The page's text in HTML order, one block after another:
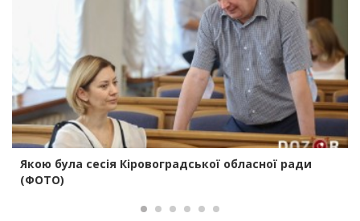
Якою була сесія Кіровоградської обласної ради
(ФОТО)